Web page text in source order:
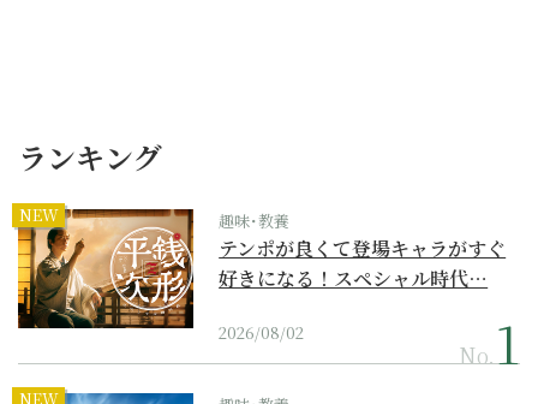
ランキング
NEW 趣味･教養
テンポが良くて登場キャラがすぐ
好きになる！スペシャル時代…
2026/08/02
No.
NEW